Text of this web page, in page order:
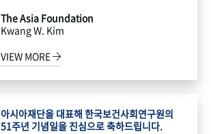
The Asia Foundation
Kwang W. Kim
VIEW MORE
아시아재단을 대표해 한국보건사회연구원의
51주년 기념일을 진심으로 축하드립니다.